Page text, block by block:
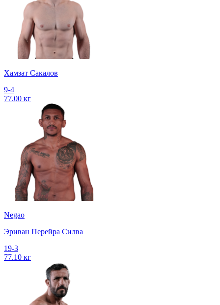
Хамзат Сакалов
9-4
77.00 кг
Negao
Эриван Перейра Силва
19-3
77.10 кг